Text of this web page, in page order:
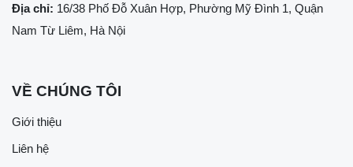
Địa chỉ: 16/38 Phố Đỗ Xuân Hợp, Phường Mỹ Đình 1, Quận
Nam Từ Liêm, Hà Nội
VỀ CHÚNG TÔI
Giới thiệu
Liên hệ